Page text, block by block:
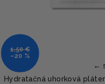
Hydratačná uhorková
1,50 €
–20 %